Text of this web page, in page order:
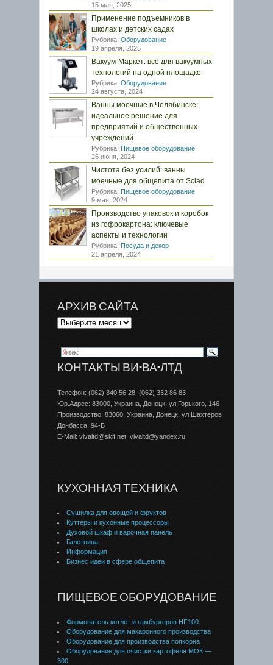
15 мая, 2025
Применение подъемников в
школах и детских садах
Рубрика: Оборудование
19 апреля, 2025
Вакуум-Маркет: всё для вакуумных
технологий на одной площадке
Рубрика: Оборудование
24 августа, 2024
Ванны моечные в Челябинске:
идеальное решение для
предприятий и общественных
учреждений
Рубрика: Пищевое оборудование
26 июня, 2024
Чистота без усилий: ванны
моечные для общепита от Sclad
Рубрика: Пищевое оборудование
9 мая, 2024
Производство упаковок и коробок
из гофрокартона: ключевые
аспекты и технологии
Рубрика: Посуда и декор
21 апреля, 2024
АРХИВ САЙТА
КОНТАКТЫ ВИ-ВА-ЛТД
Телефон: (062) 340 56 28, (062) 332 86 83
Юр.Адрес: 83000, Украина, Донецк, ул.Горького, 146
Производство: 83060, Украина, Донецк, ул.Шахтеров
Донбаcса, 94-Б
E-Mail: vivaltd@skif.net, vivaltd@yandex.ru
КУХОННАЯ ТЕХНИКА
Сушилка для овощей и фруктов
Куттеры и кухонные процессоры
Духовой шкаф и варочная панель
Галетница
Информация
Бизнес идеи в сфере общепита
ПИЩЕВОЕ ОБОРУДОВАНИЕ
Формователь котлет и гамбургеров HF100
Оборудование для макаронного производства
Оборудование для производства попкорна
Оборудование для очистки картофеля МОК —
300